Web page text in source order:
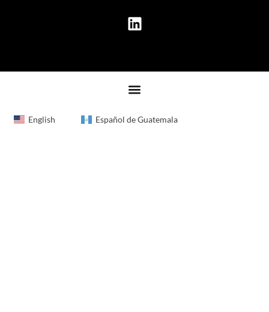
English Español de Guatemala